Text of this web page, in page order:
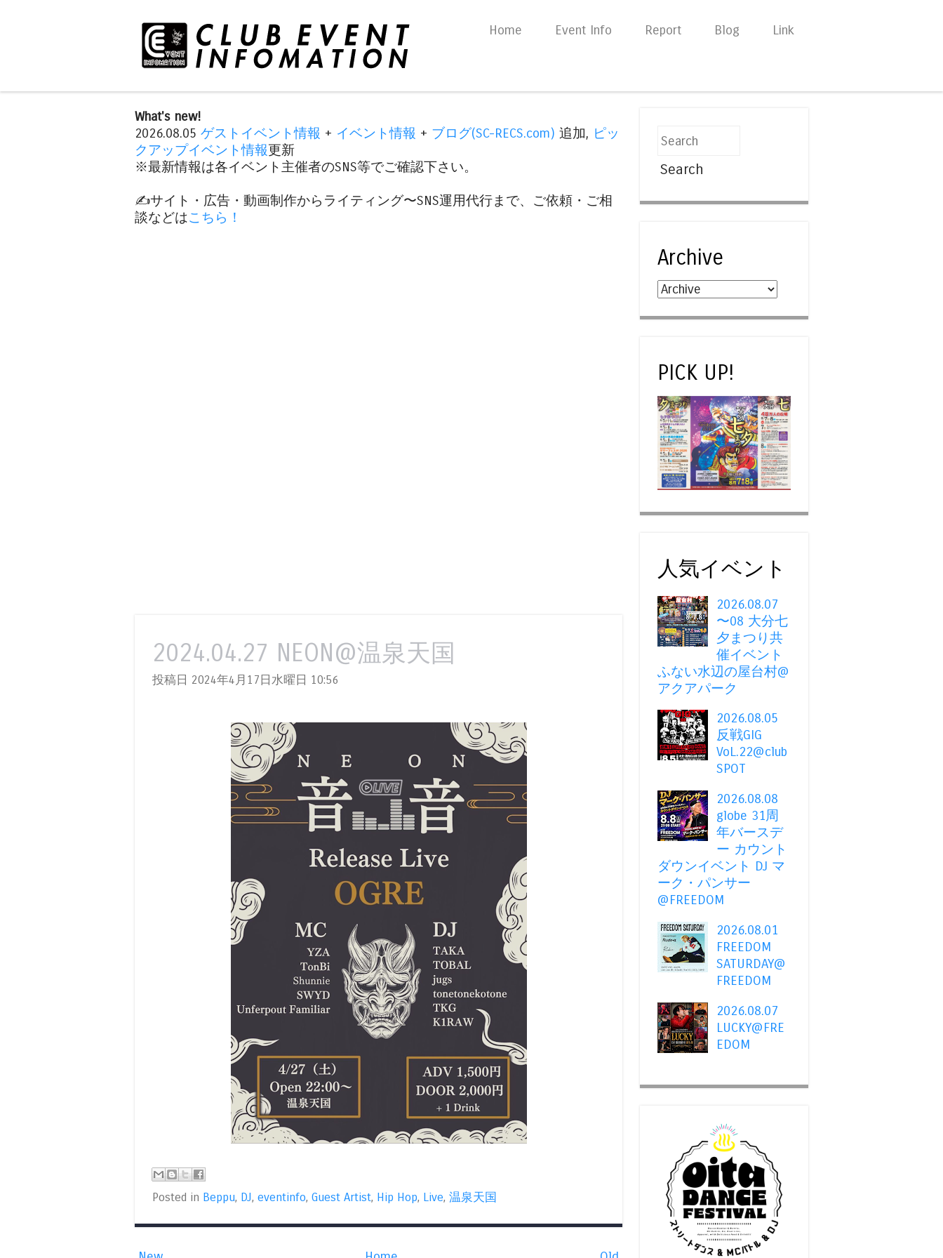
Skip to content
Home Event Info Report Blog Link
What's new!
2026.08.05 ゲストイベント情報 + イベント情報 + ブログ(SC-RECS.com) 追加, ピッ
クアップイベント情報更新
※最新情報は各イベント主催者のSNS等でご確認下さい。
✍️サイト・広告・動画制作からライティング〜SNS運用代行まで、ご依頼・ご相
談などはこちら！
2024.04.27 NEON@温泉天国
投稿日 2024年4月17日水曜日 10:56
Posted in Beppu, DJ, eventinfo, Guest Artist, Hip Hop, Live, 温泉天国
Search
Archive
PICK UP!
人気イベント
2026.08.07
〜08 大分七
夕まつり共
催イベント
ふない水辺の屋台村@
アクアパーク
2026.08.05
反戦GIG
VoL.22@club
SPOT
2026.08.08
globe 31周
年バースデ
ー カウント
ダウンイベント DJ マ
ーク・パンサー
@FREEDOM
2026.08.01
FREEDOM
SATURDAY@
FREEDOM
2026.08.07
LUCKY@FRE
EDOM